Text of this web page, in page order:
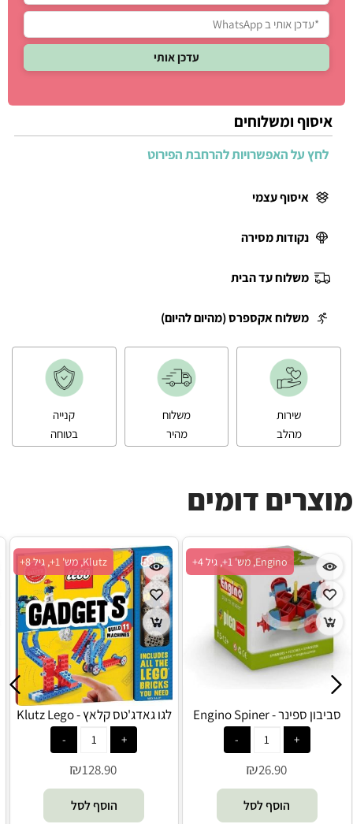
איסוף ומשלוחים
לחץ על האפשרויות להרחבת הפירוט
איסוף עצמי
נקודות מסירה
משלוח עד הבית
משלוח אקספרס (מהיום להיום)
שירות
מהלב
משלוח
מהיר
קנייה
בטוחה
מוצרים דומים
Klutz, מש' 1+, גיל 8+
לגו גאדג'טס קלאץ - Klutz Lego
₪128.90
הוסף לסל
Engino, מש' 1+, גיל 4+
סביבון ספינר - Engino Spiner
₪26.90
הוסף לסל